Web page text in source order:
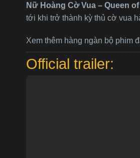
Nữ Hoàng Cờ Vua – Queen
tới khi trở thành kỳ thủ cờ vua
Xem thêm hàng ngàn bộ phim
Official trailer: